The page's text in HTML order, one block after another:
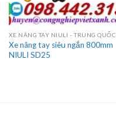
XE NÂNG TAY NIULI - TRUNG QUỐC
Xe nâng tay siêu ngắn 800mm
NIULI SD25